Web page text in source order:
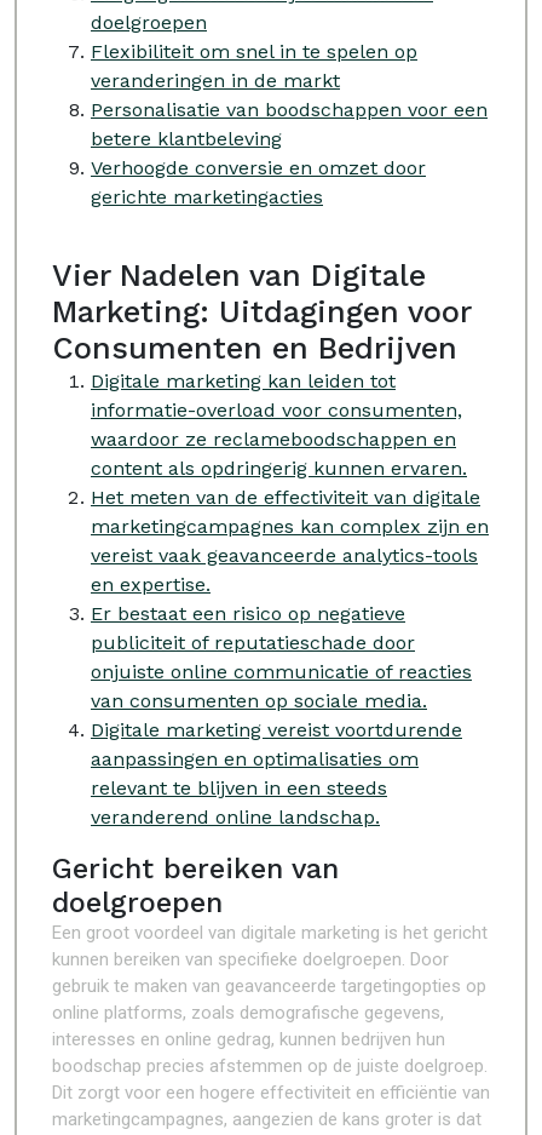
doelgroepen
Flexibiliteit om snel in te spelen op
veranderingen in de markt
Personalisatie van boodschappen voor een
betere klantbeleving
Verhoogde conversie en omzet door
gerichte marketingacties
Vier Nadelen van Digitale
Marketing: Uitdagingen voor
Consumenten en Bedrijven
Digitale marketing kan leiden tot
informatie-overload voor consumenten,
waardoor ze reclameboodschappen en
content als opdringerig kunnen ervaren.
Het meten van de effectiviteit van digitale
marketingcampagnes kan complex zijn en
vereist vaak geavanceerde analytics-tools
en expertise.
Er bestaat een risico op negatieve
publiciteit of reputatieschade door
onjuiste online communicatie of reacties
van consumenten op sociale media.
Digitale marketing vereist voortdurende
aanpassingen en optimalisaties om
relevant te blijven in een steeds
veranderend online landschap.
Gericht bereiken van
doelgroepen
Een groot voordeel van digitale marketing is het gericht
kunnen bereiken van specifieke doelgroepen. Door
gebruik te maken van geavanceerde targetingopties op
online platforms, zoals demografische gegevens,
interesses en online gedrag, kunnen bedrijven hun
boodschap precies afstemmen op de juiste doelgroep.
Dit zorgt voor een hogere effectiviteit en efficiëntie van
marketingcampagnes, aangezien de kans groter is dat